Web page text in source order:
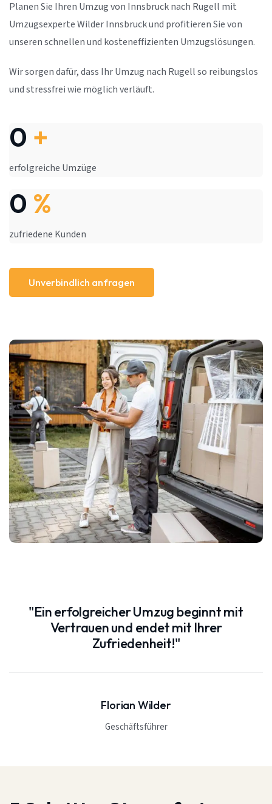
"Ein erfolgreicher Umzug beginnt mit
Vertrauen und endet mit Ihrer
Zufriedenheit!"
Florian Wilder
Geschäftsführer
Planen Sie Ihren Umzug von Innsbruck nach Rugell mit
Umzugsexperte Wilder Innsbruck und profitieren Sie von
unseren schnellen und kosteneffizienten Umzugslösungen.
Wir sorgen dafür, dass Ihr Umzug nach Rugell so reibungslos
und stressfrei wie möglich verläuft.
0 +
erfolgreiche Umzüge
0 %
zufriedene Kunden
Unverbindlich anfragen